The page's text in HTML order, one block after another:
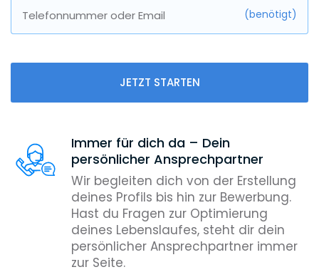
Telefonnummer oder Email (benötigt)
JETZT STARTEN
Immer für dich da – Dein
persönlicher Ansprechpartner
Wir begleiten dich von der Erstellung
deines Profils bis hin zur Bewerbung.
Hast du Fragen zur Optimierung
deines Lebenslaufes, steht dir dein
persönlicher Ansprechpartner immer
zur Seite.